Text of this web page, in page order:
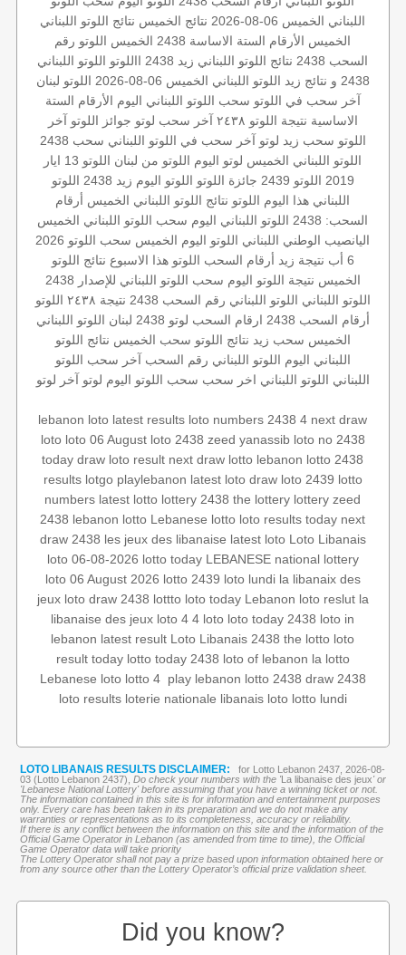
اللبناني الخميس 06-08-2026 نتائج الخميس نتائج اللوتو اللبناني
الخميس الأرقام الستة الاساسة 2438 الخميس
اللوتو رقم
السحب 2438
نتائج اللوتو اللبناني زيد 2438 االلوتو اللوتو اللبناني
2438 و نتائج زيد
اللوتو اللبناني الخميس 06-08-2026
اللوتو لبنان
آخر سحب في اللوتو سحب اللوتو اللبناني اليوم الأرقام الستة
الاساسية نتيجة اللوتو ٢٤٣٨ آخر سحب لوتو جوائز اللوتو آخر
اللوتو سحب زيد لوتو آخر سحب في اللوتو اللبناني سحب 2438
اللوتو اللبناني الخميس لوتو اليوم اللوتو من لبنان
اللوتو 13 ايار
2019 اللوتو 2439 جائزة اللوتو اللوتو اليوم زيد 2438
اللوتو
اللبناني هذا اليوم اللوتو نتائج اللوتو اللبناني الخميس أرقام
السحب: 2438
اللوتو اللبناني اليوم سحب اللوتو اللبناني الخميس
اليانصيب الوطني اللبناني اللوتو اليوم الخميس
سحب اللوتو 2026
6 أب
نتيجة زيد أرقام السحب اللوتو هذا الاسبوع نتائج اللوتو
الخميس نتيجة اللوتو اليوم سحب اللوتو اللبناني للإصدار 2438
اللوتو اللبناني اللوتو اللبناني رقم السحب 2438 نتيجة ٢٤٣٨
اللوتو
أرقام السحب 2438
ارقام السحب لوتو 2438 لبنان اللوتو اللبناني
الخميس سحب زيد نتائج اللوتو سحب الخميس نتائج اللوتو
اللبناني اليوم اللوتو اللبناني رقم السحب آخر سحب اللوتو
اللبناني اللوتو اللبناني اخر سحب سحب اللوتو اليوم لوتو آخر لوتو
lebanon loto latest results loto numbers 2438 4 next draw
loto loto 06 August loto 2438 zeed yanassib loto no 2438
today draw loto result next draw lotto lebanon lotto 2438
results lotgo playlebanon latest loto draw loto 2439 lotto
numbers latest lotto lottery 2438 the lottery lottery zeed
2438 lebanon lotto Lebanese lotto loto results today next
draw 2438 les jeux des libanaise latest loto Loto Libanais
loto 06-08-2026 lotto today LEBANESE national lottery
loto 06 August 2026 lotto 2439 loto lundi la libanaix des
jeux loto draw 2438 lottto loto today Lebanon loto reslut la
libanaise des jeux loto 4 4 loto loto today 2438 loto in
lebanon latest result Loto Libanais 2438 the lotto loto
result today lotto today 2438 loto of lebanon la lotto
Lebanese loto lotto 4 play lebanon lotto 2438 draw 2438
loto results loterie nationale libanais loto lotto lundi
LOTO LIBANAIS RESULTS DISCLAIMER:
for Lotto Lebanon 2437, 2026-08-
03 (Lotto Lebanon 2437), Do check your numbers with the 'La libanaise des jeux' or
'Lebanese National Lottery' before assuming that you have a winning ticket or not.
The information contained in this site is for information and entertainment purposes
only. Every care has been taken in its preparation and we do not make any
warranties or representations as to its completeness, accuracy or reliability.
If there is any conflict between the information on this site and the information of the
Official Game Operator in Lebanon (as amended from time to time), the Official
Game Operator data will take priority
The Lottery Operator shall not pay a prize based upon information obtained here or
from any source other than the Lottery Operator’s official prize validation sheet.
Did you know?